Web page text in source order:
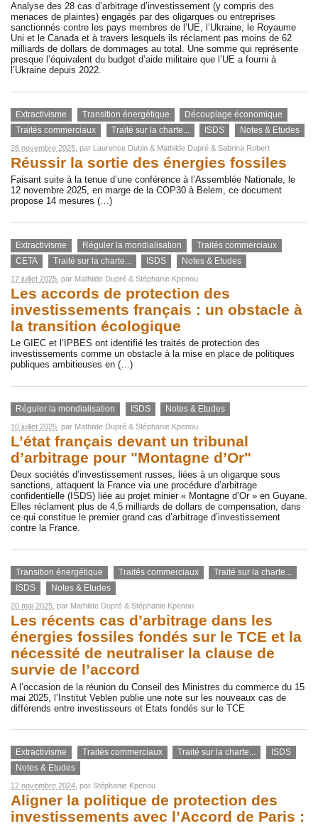
Analyse des 28 cas d’arbitrage d’investissement (y compris des
menaces de plaintes) engagés par des oligarques ou entreprises
sanctionnés contre les pays membres de l’UE, l’Ukraine, le Royaume
Uni et le Canada et à travers lesquels ils réclament pas moins de 62
milliards de dollars de dommages au total. Une somme qui représente
presque l’équivalent du budget d’aide militaire que l’UE a fourni à
l’Ukraine depuis 2022.
Extractivisme Transition énergétique
Découplage économique
Traités commerciaux
Traité sur la charte... ISDS Notes & Etudes
26 novembre 2025 , par Laurence Dubin & Mathilde Dupré & Sabrina Robert
Réussir la sortie des énergies fossiles
Faisant suite à la tenue d’une conférence à l’Assemblée Nationale, le
12 novembre 2025, en marge de la COP30 à Belem, ce document
propose 14 mesures (…)
Extractivisme Réguler la mondialisation
Traités commerciaux
CETA
Traité sur la charte... ISDS Notes & Etudes
17 juillet 2025 , par Mathilde Dupré & Stéphanie Kpenou
Les accords de protection des
investissements français : un obstacle à
la transition écologique
Le GIEC et l’IPBES ont identifié les traités de protection des
investissements comme un obstacle à la mise en place de politiques
publiques ambitieuses en (…)
Réguler la mondialisation ISDS Notes & Etudes
10 juillet 2025 , par Mathilde Dupré & Stéphanie Kpenou
L’état français devant un tribunal
d’arbitrage pour "Montagne d’Or"
Deux sociétés d’investissement russes, liées à un oligarque sous
sanctions, attaquent la France via une procédure d’arbitrage
confidentielle (ISDS) liée au projet minier « Montagne d’Or » en Guyane.
Elles réclament plus de 4,5 milliards de dollars de compensation, dans
ce qui constitue le premier grand cas d’arbitrage d’investissement
contre la France.
Transition énergétique Traités commerciaux
Traité sur la charte...
ISDS
Notes & Etudes
20 mai 2025 , par Mathilde Dupré & Stéphanie Kpenou
Les récents cas d’arbitrage dans les
énergies fossiles fondés sur le TCE et la
nécessité de neutraliser la clause de
survie de l’accord
A l’occasion de la réunion du Conseil des Ministres du commerce du 15
mai 2025, l’Institut Veblen publie une note sur les nouveaux cas de
différends entre investisseurs et Etats fondés sur le TCE
Extractivisme Traités commerciaux Traité sur la charte...
ISDS
Notes & Etudes
12 novembre 2024, par Stéphanie Kpenou
Aligner la politique de protection des
investissements avec l’Accord de Paris :